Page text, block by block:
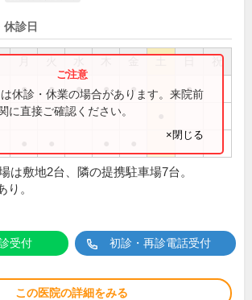
診日
祝
● ● ● ● ● ●
休診・休業の場合があります。来院前
に直接ご確認ください。
×閉じる
は敷地2台、隣の提携駐車場7台。
り。
受付 初診・再診電話受付
この医院の詳細をみる